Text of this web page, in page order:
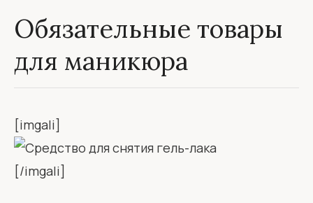
Обязательные товары
для маникюра
[imgali]
[/imgali]